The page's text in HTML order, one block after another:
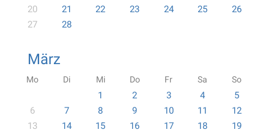
20
21 22 23 24 25
26
27
28
März
Mo Di Mi Do Fr Sa So
1 2 3 4
5
6
7 8 9 10 11
12
13
14 15 16 17 18
19